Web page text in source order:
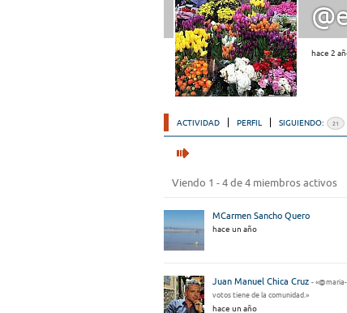
hace 2
ACTIVIDAD PERFIL SIGUIENDO: 21
Viendo 1 - 4 de 4 miembros activos
MCarmen Sancho Quero
hace un año
Juan Manuel Chica Cruz -
votos tiene de la comunidad.»
hace un año